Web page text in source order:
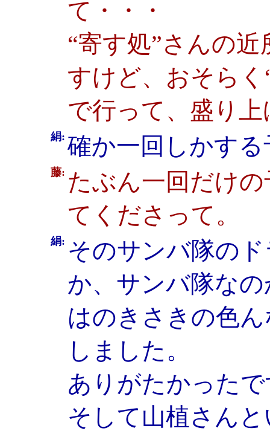
て・・・
“寄す処”さんの
すけど、おそら
で行って、盛り
絹: 確か一回しかす
藤: たぶん一回だけ
てくださって。
絹: そのサンバ隊の
か、サンバ隊な
はのきさきの色
しました。
ありがたかった
そして山植さん